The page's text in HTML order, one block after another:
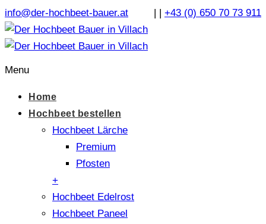
info@der-hochbeet-bauer.at | | +43 (0) 650 70 73 911
Menu
Home
Hochbeet bestellen
Hochbeet Lärche
Premium
Pfosten
+
Hochbeet Edelrost
Hochbeet Paneel